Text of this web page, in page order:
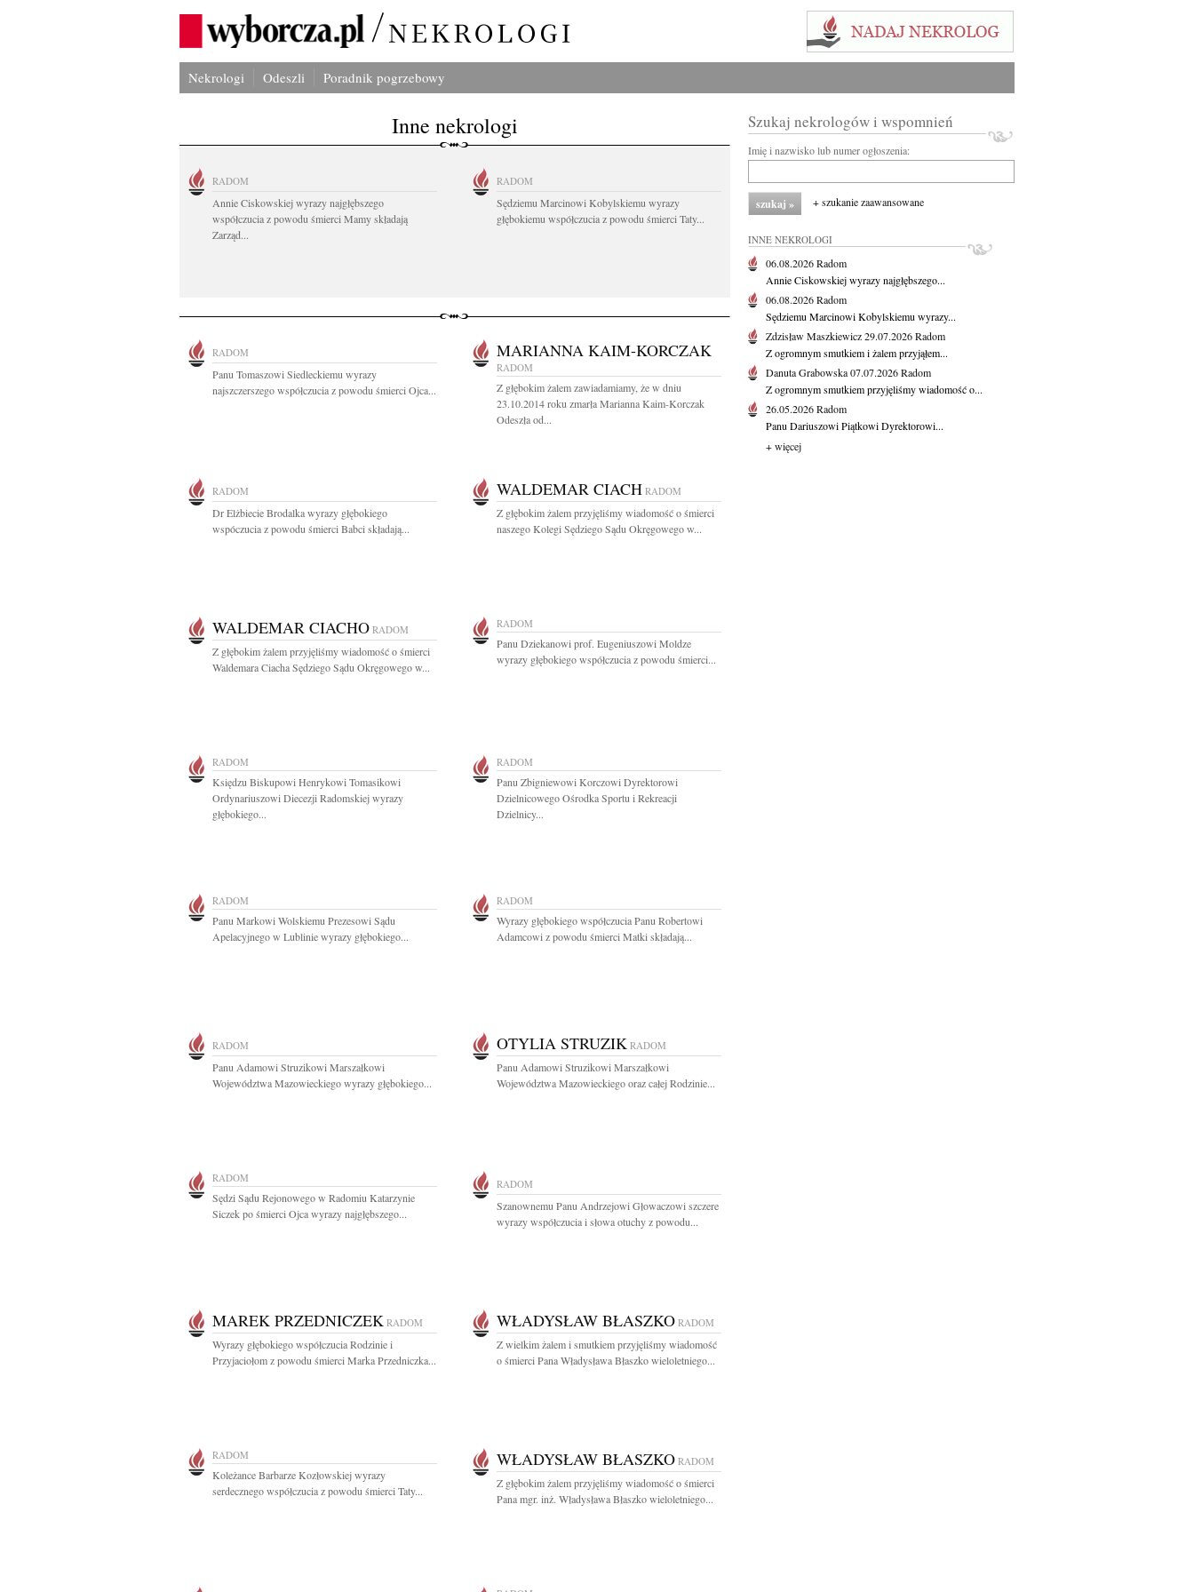
Nekrologi Odeszli Poradnik pogrzebowy
Inne nekrologi
RADOM
Annie Ciskowskiej wyrazy najgłębszego
współczucia z powodu śmierci Mamy składają
Zarząd...
RADOM
Sędziemu Marcinowi Kobylskiemu wyrazy
głębokiemu współczucia z powodu śmierci Taty...
RADOM
Panu Tomaszowi Siedleckiemu wyrazy
najszczerszego współczucia z powodu śmierci Ojca...
MARIANNA KAIM-KORCZAK
RADOM
Z głębokim żalem zawiadamiamy, że w dniu
23.10.2014 roku zmarła Marianna Kaim-Korczak
Odeszła od...
RADOM
Dr Elżbiecie Brodalka wyrazy głębokiego
wspóczucia z powodu śmierci Babci składają...
WALDEMAR CIACH RADOM
Z głębokim żalem przyjęliśmy wiadomość o śmierci
naszego Kolegi Sędziego Sądu Okręgowego w...
WALDEMAR CIACHO RADOM
Z głębokim żalem przyjęliśmy wiadomość o śmierci
Waldemara Ciacha Sędziego Sądu Okręgowego w...
RADOM
Panu Dziekanowi prof. Eugeniuszowi Moldze
wyrazy głębokiego współczucia z powodu śmierci...
RADOM
Księdzu Biskupowi Henrykowi Tomasikowi
Ordynariuszowi Diecezji Radomskiej wyrazy
głębokiego...
RADOM
Panu Zbigniewowi Korczowi Dyrektorowi
Dzielnicowego Ośrodka Sportu i Rekreacji
Dzielnicy...
RADOM
Panu Markowi Wolskiemu Prezesowi Sądu
Apelacyjnego w Lublinie wyrazy głębokiego...
RADOM
Wyrazy głębokiego współczucia Panu Robertowi
Adamcowi z powodu śmierci Matki składają...
RADOM
Panu Adamowi Struzikowi Marszałkowi
Województwa Mazowieckiego wyrazy głębokiego...
OTYLIA STRUZIK RADOM
Panu Adamowi Struzikowi Marszałkowi
Województwa Mazowieckiego oraz całej Rodzinie...
RADOM
Sędzi Sądu Rejonowego w Radomiu Katarzynie
Siczek po śmierci Ojca wyrazy najgłębszego...
RADOM
Szanownemu Panu Andrzejowi Głowaczowi szczere
wyrazy współczucia i słowa otuchy z powodu...
MAREK PRZEDNICZEK RADOM
Wyrazy głębokiego współczucia Rodzinie i
Przyjaciołom z powodu śmierci Marka Przedniczka...
WŁADYSŁAW BŁASZKO RADOM
Z wielkim żalem i smutkiem przyjęliśmy wiadomość
o śmierci Pana Władysława Błaszko wieloletniego...
RADOM
Koleżance Barbarze Kozłowskiej wyrazy
serdecznego współczucia z powodu śmierci Taty...
WŁADYSŁAW BŁASZKO RADOM
Z głębokim żalem przyjęliśmy wiadomość o śmierci
Pana mgr. inż. Władysława Błaszko wieloletniego...
Szukaj nekrologów i wspomnień
Imię i nazwisko lub numer ogłoszenia:
+ szukanie zaawansowane
INNE NEKROLOGI
06.08.2026Radom
Annie Ciskowskiej wyrazy najgłębszego...
06.08.2026Radom
Sędziemu Marcinowi Kobylskiemu wyrazy...
Zdzisław Maszkiewicz29.07.2026Radom
Z ogromnym smutkiem i żalem przyjąłem...
Danuta Grabowska07.07.2026Radom
Z ogromnym smutkiem przyjęliśmy wiadomość o...
26.05.2026Radom
Panu Dariuszowi Piątkowi Dyrektorowi...
+ więcej